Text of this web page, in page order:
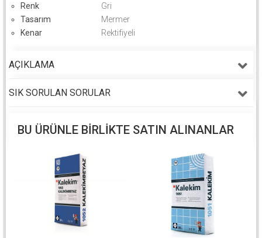
Renk
Gri
Tasarım
Mermer
Kenar
Rektifiyeli
AÇIKLAMA
SIK SORULAN SORULAR
BU ÜRÜNLE BIRLIKTE SATIN ALINANLAR